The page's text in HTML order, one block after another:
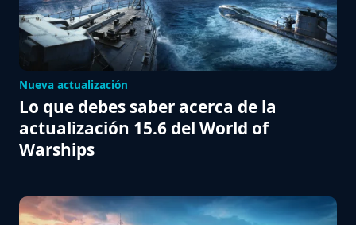
Nueva actualización
Lo que debes saber acerca de la
actualización 15.6 del World of
Warships